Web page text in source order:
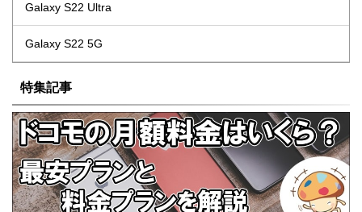
Galaxy S22 Ultra
Galaxy S22 5G
特集記事